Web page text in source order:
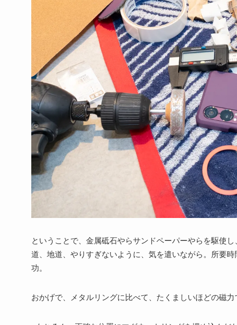
ということで、金属砥石やらサンドペーパーやらを駆使
道、地道、やりすぎないように、気を遣いながら。所要
功。
おかげで、メタルリングに比べて、たくましいほどの磁